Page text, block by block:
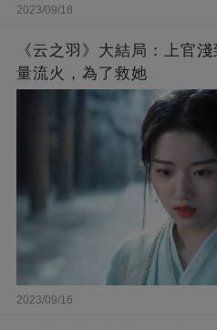
2023/09/18
《云之羽》大結局：上官
量流火，為了救她
2023/09/16